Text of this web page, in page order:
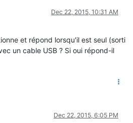
Dec 22, 2015, 10:31 AM
et répond lorsqu'il est seul (sorti
un cable USB ? Si oui répond-il
Dec 22, 2015, 6:05 PM